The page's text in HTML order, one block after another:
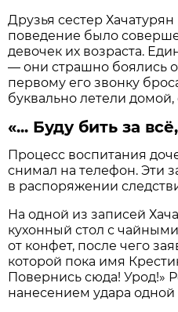
Друзья сестер
поведение было
девочек их возраста.
— они страшно боялись
первому его звонку
буквально летели домой,
«... Буду бить за
Процесс воспитания
снимал на телефон. Эти
в распоряжении
На одной из записей
кухонный стол с
от конфет, после чего
которой пока имя
Повернись сюда! Урод!»
нанесением удара одной